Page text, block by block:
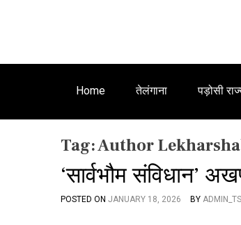
Home तेलंगाना पड़ोसी
Tag:Author
‘सार्वभौम संविधान’
POSTED ON JANUARY 18, 2026 BY ADMIN_TS